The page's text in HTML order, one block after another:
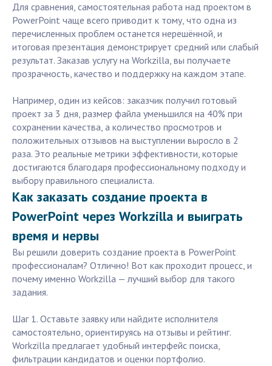
Для сравнения, самостоятельная работа над проектом в
PowerPoint чаще всего приводит к тому, что одна из
перечисленных проблем останется нерешённой, и
итоговая презентация демонстрирует средний или слабый
результат. Заказав услугу на Workzilla, вы получаете
прозрачность, качество и поддержку на каждом этапе.
Например, один из кейсов: заказчик получил готовый
проект за 3 дня, размер файла уменьшился на 40% при
сохранении качества, а количество просмотров и
положительных отзывов на выступлении выросло в 2
раза. Это реальные метрики эффективности, которые
достигаются благодаря профессиональному подходу и
выбору правильного специалиста.
Как заказать создание проекта в
PowerPoint через Workzilla и выиграть
время и нервы
Вы решили доверить создание проекта в PowerPoint
профессионалам? Отлично! Вот как проходит процесс, и
почему именно Workzilla — лучший выбор для такого
задания.
Шаг 1. Оставьте заявку или найдите исполнителя
самостоятельно, ориентируясь на отзывы и рейтинг.
Workzilla предлагает удобный интерфейс поиска,
фильтрации кандидатов и оценки портфолио.